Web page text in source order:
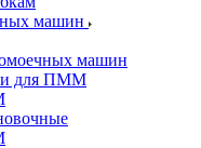
машин
машин
для ПММ